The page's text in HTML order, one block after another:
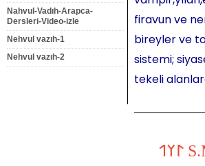
firavun ve
bireyler ve
sistemi;
tekeli
Nahvul-Vadıh-Arapca-
Dersleri-Video-izle
Nehvul vazıh-1
Nehvul vazıh-2